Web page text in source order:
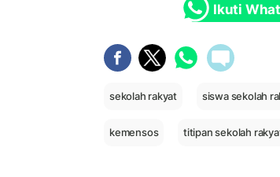
Ikuti
sekolah rakyat siswa sekolah
kemensos titipan sekolah